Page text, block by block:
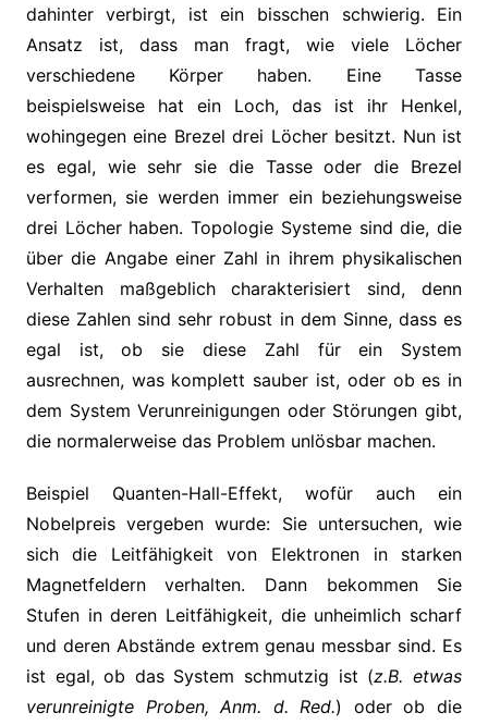
dahinter verbirgt, ist ein bisschen schwierig. Ein
Ansatz ist, dass man fragt, wie viele Löcher
verschiedene Körper haben. Eine Tasse
beispielsweise hat ein Loch, das ist ihr Henkel,
wohingegen eine Brezel drei Löcher besitzt. Nun ist
es egal, wie sehr sie die Tasse oder die Brezel
verformen, sie werden immer ein beziehungsweise
drei Löcher haben. Topologie Systeme sind die, die
über die Angabe einer Zahl in ihrem physikalischen
Verhalten maßgeblich charakterisiert sind, denn
diese Zahlen sind sehr robust in dem Sinne, dass es
egal ist, ob sie diese Zahl für ein System
ausrechnen, was komplett sauber ist, oder ob es in
dem System Verunreinigungen oder Störungen gibt,
die normalerweise das Problem unlösbar machen.
Beispiel Quanten-Hall-Effekt, wofür auch ein
Nobelpreis vergeben wurde: Sie untersuchen, wie
sich die Leitfähigkeit von Elektronen in starken
Magnetfeldern verhalten. Dann bekommen Sie
Stufen in deren Leitfähigkeit, die unheimlich scharf
und deren Abstände extrem genau messbar sind. Es
ist egal, ob das System schmutzig ist (z.B. etwas
verunreinigte Proben, Anm. d. Red.) oder ob die